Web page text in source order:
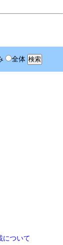
全体
について